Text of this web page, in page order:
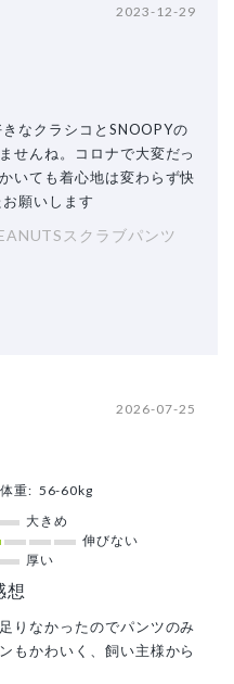
2023-12-29
なクラシコとSNOOPYの
せんね。コロナで大変だっ
いても着心地は変わらず快
願いします
スクラブパンツ
2026-07-25
体重: 56-60kg
大きめ
伸びない
厚い
想
りなかったのでパンツのみ
もかわいく、飼い主様から